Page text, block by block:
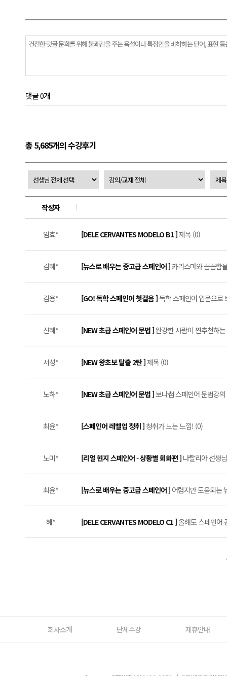
댓글 0개
총 5,685개의 수강후기
작성자
임효* [DELE CERVANTES MODELO B1 ]제목 (0)
김혜* [뉴스로 배우는 중고급 스페인어 ] 카리스마와 꼼꼼함
김용* [GO! 독학 스페인어 첫걸음 ]독학 스페인어 입문으로
신혜* [NEW 초급 스페인어 문법 ]완강한 사람이 찐추천하
서성* [NEW 왕초보 탈출 2탄 ]제목 (0)
노하* [NEW 초급 스페인어 문법 ]보나쌤 스페인어 문법강
최윤* [스페인어 레벨업 청취 ] 청취가 느는 느낌! (0)
노미* [리얼 현지 스페인어 - 상황별 회화편 ] 나탈리아 선생
최윤* [뉴스로 배우는 중고급 스페인어 ] 어렵지만 도움되는
혜* [DELE CERVANTES MODELO C1 ]올해도 스페인어
회사소개 단체수강 제휴안내